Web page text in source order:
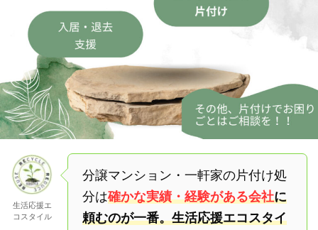
生活応援エ
コスタイル
分譲マンション・一軒家の片付け処
分は確かな実績・経験がある会社に
頼むのが一番。生活応援エコスタイ